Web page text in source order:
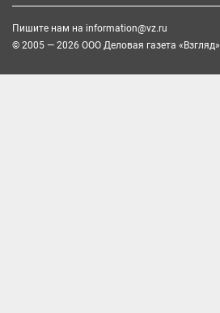
Пишите нам на information@vz.ru
© 2005 — 2026 ООО Деловая газета «Взгляд»